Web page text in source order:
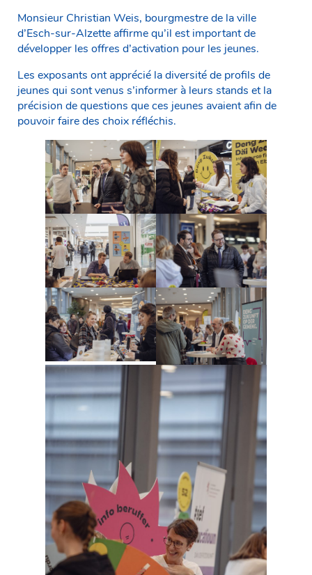
Monsieur Christian Weis, bourgmestre de la ville
d’Esch-sur-Alzette affirme qu’il est important de
développer les offres d’activation pour les jeunes.
Les exposants ont apprécié la diversité de profils de
jeunes qui sont venus s’informer à leurs stands et la
précision de questions que ces jeunes avaient afin de
pouvoir faire des choix réfléchis.